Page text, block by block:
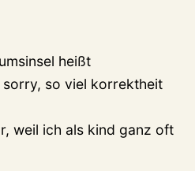
heißt
sorry, so viel korrektheit
weil ich als kind ganz oft